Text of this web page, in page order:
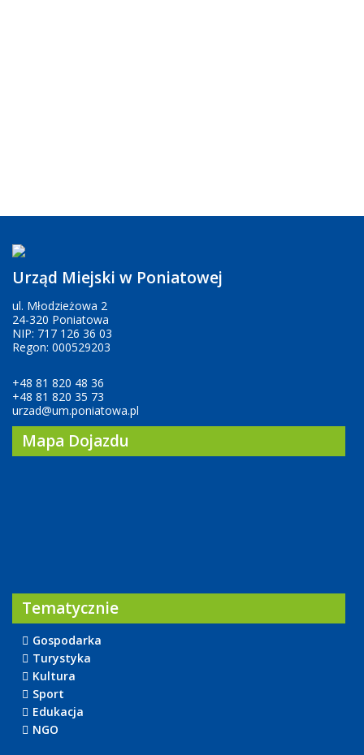
Urząd Miejski w Poniatowej
ul. Młodzieżowa 2
24-320 Poniatowa
NIP: 717 126 36 03
Regon: 000529203
+48 81 820 48 36
+48 81 820 35 73
urzad@um.poniatowa.pl
Mapa Dojazdu
Tematycznie
Gospodarka
Turystyka
Kultura
Sport
Edukacja
NGO